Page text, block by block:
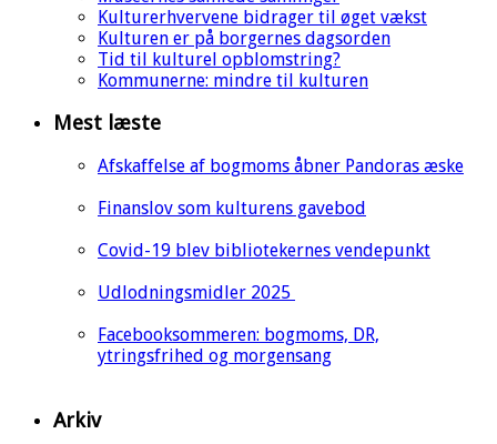
Kulturerhvervene bidrager til øget vækst
Kulturen er på borgernes dagsorden
Tid til kulturel opblomstring?
Kommunerne: mindre til kulturen
Mest læste
Afskaffelse af bogmoms åbner Pandoras æske
Finanslov som kulturens gavebod
Covid-19 blev bibliotekernes vendepunkt
Udlodningsmidler 2025
Facebooksommeren: bogmoms, DR,
ytringsfrihed og morgensang
Arkiv